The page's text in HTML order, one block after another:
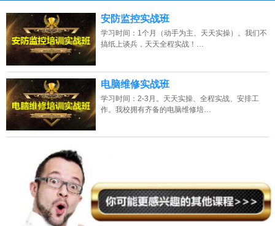
点击免费咨询电话：13807313137
安防监控实战班
学习时间：1个月（动手为主、天天实操）。我们不
搞纸上谈兵，天天全程实战！…
电脑维修实战班
学习时间：2-3月。天天实操、全程实战、安排工
作。我校拥有齐备的电脑维修培…